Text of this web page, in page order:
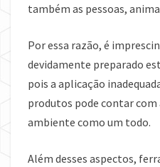
também as pessoas,
Por essa razão, é
devidamente preparado
pois a aplicação
produtos pode contar com
ambiente como um todo.
Além desses aspectos,